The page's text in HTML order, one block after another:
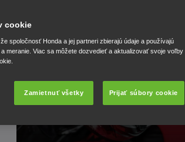
cookie
spoločnosť Honda a jej partneri zbierajú údaje a používajú
meranie. Viac sa môžete dozvedieť a aktualizovať svoje voľby
Zamietnuť všetky Prijať súbory cookie